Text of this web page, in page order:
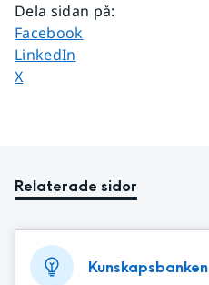
Dela sidan på:
Dela sidan på
Facebook
Dela sidan på
LinkedIn
Dela sidan på
X
Relaterade sidor
Kunskapsbanken